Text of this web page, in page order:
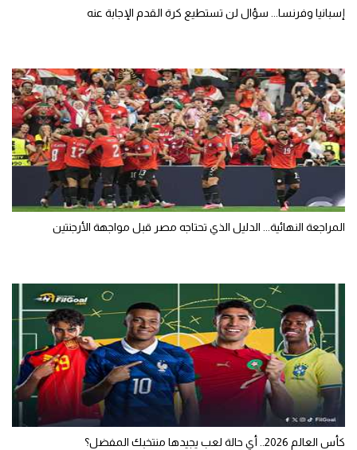
إسبانيا وفرنسا... سؤال لن تستطيع كرة القدم الإجابة عنه
المراجعة النهائية... الدليل الذي تحتاجه مصر قبل مواجهة الأرجنتين
كأس العالم 2026.. أي حالة لعب يجيدها منتخبك المفضل؟